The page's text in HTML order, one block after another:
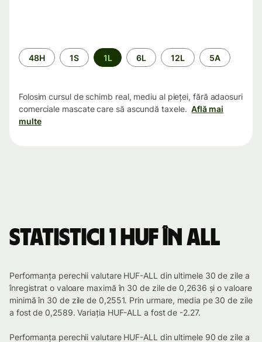
Perioada
48H 1S 1L 6L 12L 5A
Folosim cursul de schimb real, mediu al pieței, fără adaosuri
comerciale mascate care să ascundă taxele. Află mai
multe
Statistici 1 HUF în ALL
Performanța perechii valutare HUF-ALL din ultimele 30 de zile a
înregistrat o valoare maximă în 30 de zile de 0,2636 și o valoare
minimă în 30 de zile de 0,2551. Prin urmare, media pe 30 de zile
a fost de 0,2589. Variația HUF-ALL a fost de -2.27.
Performanța perechii valutare HUF-ALL din ultimele 90 de zile a